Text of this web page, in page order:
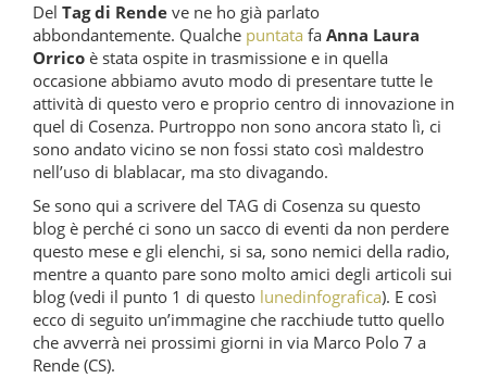
Del Tag di Rende ve ne ho già parlato
abbondantemente. Qualche puntata fa Anna Laura
Orrico è stata ospite in trasmissione e in quella
occasione abbiamo avuto modo di presentare tutte le
attività di questo vero e proprio centro di innovazione in
quel di Cosenza. Purtroppo non sono ancora stato lì, ci
sono andato vicino se non fossi stato così maldestro
nell’uso di blablacar, ma sto divagando.
Se sono qui a scrivere del TAG di Cosenza su questo
blog è perché ci sono un sacco di eventi da non perdere
questo mese e gli elenchi, si sa, sono nemici della radio,
mentre a quanto pare sono molto amici degli articoli sui
blog (vedi il punto 1 di questo lunedinfografica). E così
ecco di seguito un’immagine che racchiude tutto quello
che avverrà nei prossimi giorni in via Marco Polo 7 a
Rende (CS).